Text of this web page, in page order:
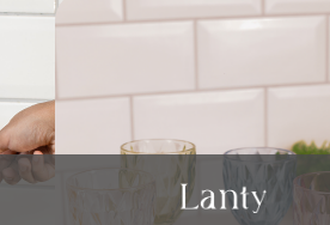
Vidro